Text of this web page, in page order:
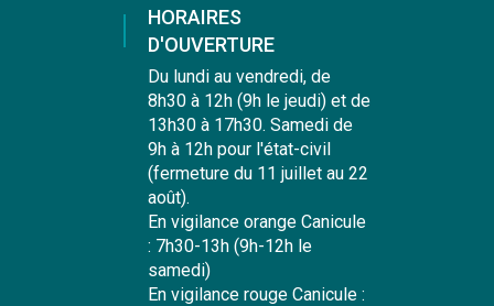
HORAIRES
D'OUVERTURE
Du lundi au vendredi, de
8h30 à 12h (9h le jeudi) et de
13h30 à 17h30. Samedi de
9h à 12h pour l'état-civil
(fermeture du 11 juillet au 22
août).
En vigilance orange Canicule
: 7h30-13h (9h-12h le
samedi)
En vigilance rouge Canicule :